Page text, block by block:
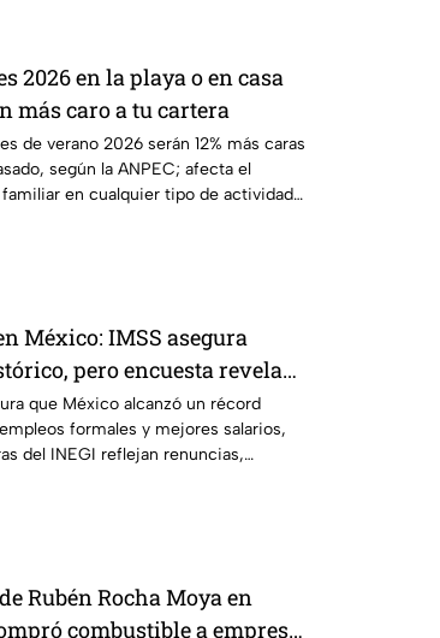
2026 en la playa o en casa
más caro a tu cartera
de verano 2026 serán 12% más caras
según la ANPEC; afecta el
en cualquier tipo de actividad
México: IMSS asegura
pero encuesta revela
laborales críticas
que México alcanzó un récord
formales y mejores salarios,
del INEGI reflejan renuncias,
informalidad.
Rubén Rocha Moya en
combustible a empresa